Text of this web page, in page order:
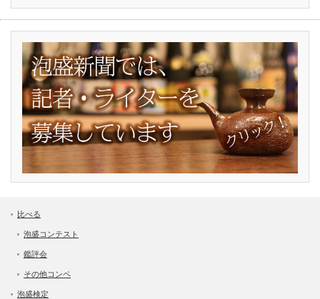
比べる
泡盛コンテスト
鑑評会
その他コンペ
泡盛検定